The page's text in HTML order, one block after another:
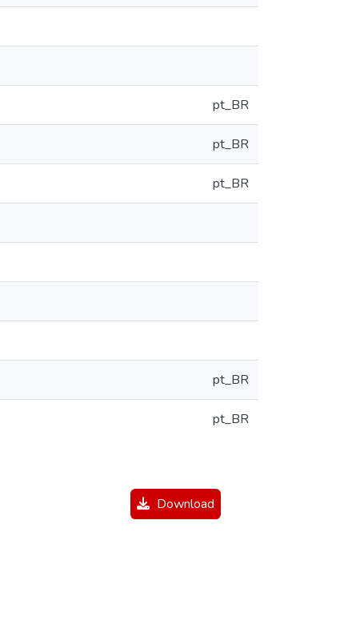
pt_BR
pt_BR
pt_BR
pt_BR
pt_BR
Download